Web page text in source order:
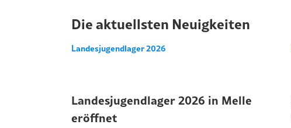
Die aktuellsten Neuigkeiten
Landesjugendlager 2026
Landesjugendlager 2026 in Melle
eröffnet